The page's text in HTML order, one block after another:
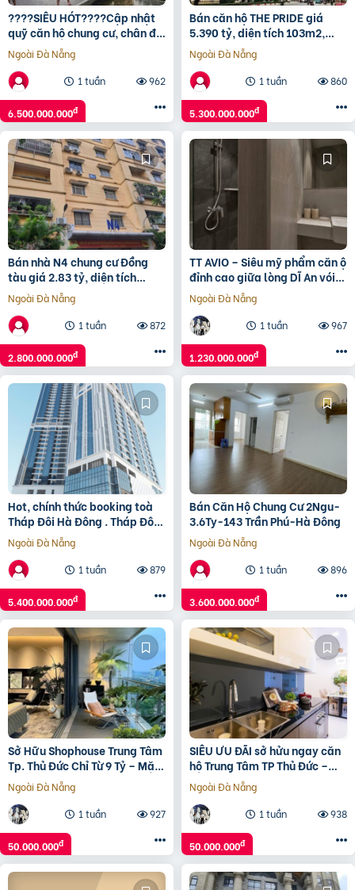
????SIÊU HÓT????Cập nhật
quỹ căn hộ chung cư, chân đế
kinh doanh Epic’s Home Thái
Hà – Bộ CA
Ngoài Đà Nẵng
1 tuần
962
6.500.000.000đ
Bán căn hộ THE PRIDE giá
5.390 tỷ, diện tích 103m2,
tầng 25, 3 phòng ngủ
Ngoài Đà Nẵng
1 tuần
860
5.300.000.000đ
Bán nhà N4 chung cư Đồng
tàu giá 2.83 tỷ, diện tích
65m2, tầng 4
Ngoài Đà Nẵng
1 tuần
872
2.800.000.000đ
TT AVIO – Siêu mỹ phẩm căn ộ
đỉnh cao giữa lòng DĨ An vói
mức giá chỉ 1.23 tỷ
Ngoài Đà Nẵng
1 tuần
967
1.230.000.000đ
Hot, chính thức booking toà
Tháp Đôi Hà Đông . Tháp Đôi
Kepler Land.
Ngoài Đà Nẵng
1 tuần
879
5.400.000.000đ
Bán Căn Hộ Chung Cư 2Ngu-
3.6Ty-143 Trần Phú-Hà Đông
Ngoài Đà Nẵng
1 tuần
896
3.600.000.000đ
Sở Hữu Shophouse Trung Tâm
Tp. Thủ Đức Chỉ Từ 9 Tỷ – Mặt
Tiền Siêu Hiếm!
Ngoài Đà Nẵng
1 tuần
927
50.000.000đ
SIÊU ƯU ĐÃI sở hửu ngay căn
hộ Trung Tâm TP Thủ Đức –
CHỈ DÀNH CHO KHÁCH HÀNG
NHANH TAY!
Ngoài Đà Nẵng
1 tuần
938
50.000.000đ